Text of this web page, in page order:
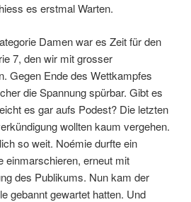
es erstmal Warten.
Damen war es Zeit für den
7, den wir mit grosser
Gegen Ende des Wettkampfes
die Spannung spürbar. Gibt es
es gar aufs Podest? Die letzten
wollten kaum vergehen.
so weit. Noémie durfte ein
einmarschieren, erneut mit
des Publikums. Nun kam der
gebannt gewartet hatten. Und